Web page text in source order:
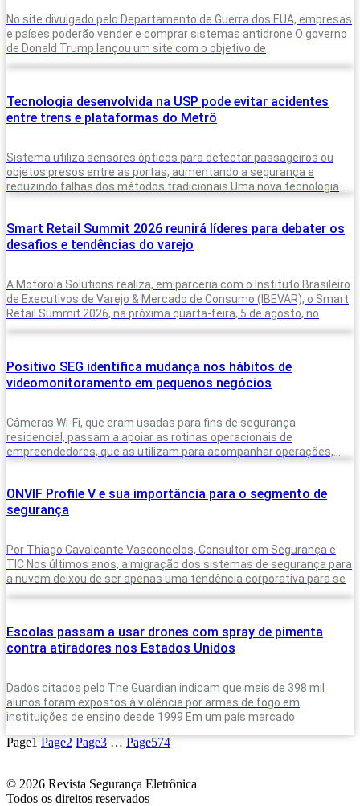
No site divulgado pelo Departamento de Guerra dos EUA, empresas
e países poderão vender e comprar sistemas antidrone O governo
de Donald Trump lançou um site com o objetivo de
Tecnologia desenvolvida na USP pode evitar acidentes
entre trens e plataformas do Metrô
Sistema utiliza sensores ópticos para detectar passageiros ou
objetos presos entre as portas, aumentando a segurança e
reduzindo falhas dos métodos tradicionais Uma nova tecnologia
Smart Retail Summit 2026 reunirá líderes para debater os
desafios e tendências do varejo
A Motorola Solutions realiza, em parceria com o Instituto Brasileiro
de Executivos de Varejo & Mercado de Consumo (IBEVAR), o Smart
Retail Summit 2026, na próxima quarta-feira, 5 de agosto, no
Positivo SEG identifica mudança nos hábitos de
videomonitoramento em pequenos negócios
Câmeras Wi-Fi, que eram usadas para fins de segurança
residencial, passam a apoiar as rotinas operacionais de
empreendedores, que as utilizam para acompanhar operações,
ONVIF Profile V e sua importância para o segmento de
segurança
Por Thiago Cavalcante Vasconcelos, Consultor em Segurança e
TIC Nos últimos anos, a migração dos sistemas de segurança para
a nuvem deixou de ser apenas uma tendência corporativa para se
Escolas passam a usar drones com spray de pimenta
contra atiradores nos Estados Unidos
Dados citados pelo The Guardian indicam que mais de 398 mil
alunos foram expostos à violência por armas de fogo em
instituições de ensino desde 1999 Em um país marcado
Page1 Page2 Page3 … Page574
© 2026 Revista Segurança Eletrônica
Todos os direitos reservados